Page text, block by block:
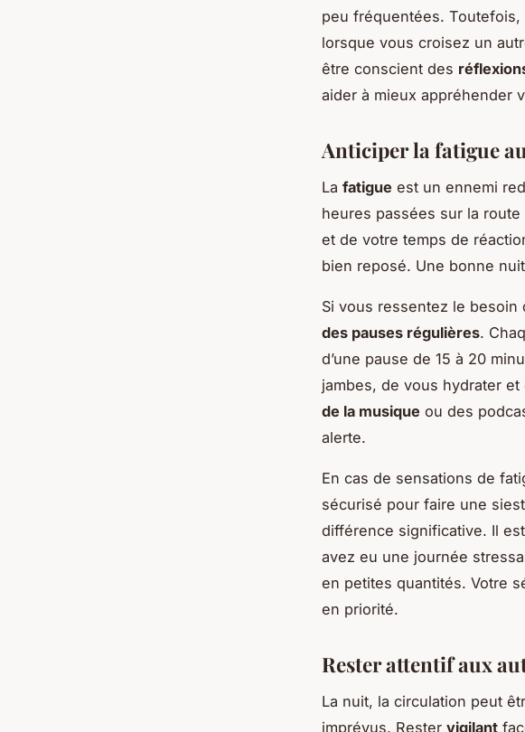
peu fréquentées. Toutefois,
lorsque vous croisez un
être conscient des
aider à mieux appréhender
Anticiper la fatigue
La fatigue est un ennemi
heures passées sur la
et de votre temps de
bien reposé. Une bonne
Si vous ressentez le
des pauses régulières.
d’une pause de 15 à 20
jambes, de vous hydrater
de la musique ou des
alerte.
En cas de sensations de
sécurisé pour faire une
différence significative. Il
avez eu une journée
en petites quantités. Votre
en priorité.
Rester attentif aux
La nuit, la circulation peut
imprévus. Rester vigilant